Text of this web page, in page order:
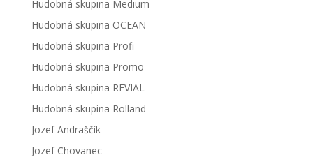
Hudobná skupina Medium
Hudobná skupina OCEAN
Hudobná skupina Profi
Hudobná skupina Promo
Hudobná skupina REVIAL
Hudobná skupina Rolland
Jozef Andraščík
Jozef Chovanec